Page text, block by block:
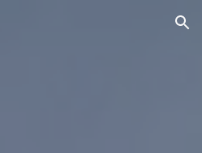
Skip to navigation